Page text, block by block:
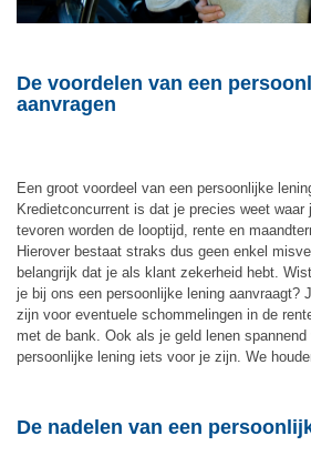
De voordelen van een
aanvragen
Een groot voordeel van een persoonlijke
Kredietconcurrent is dat je precies weet waar
tevoren worden de looptijd, rente en
Hierover bestaat straks dus geen enkel
belangrijk dat je als klant zekerheid hebt.
je bij ons een persoonlijke lening aanvraagt?
zijn voor eventuele schommelingen in de
met de bank. Ook als je geld lenen
persoonlijke lening iets voor je zijn. We
De nadelen van een